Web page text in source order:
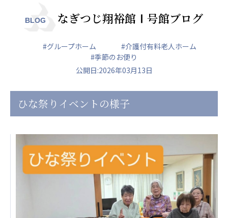
社会福祉法人長寿の森
株式会社 サンガジャパン
株式会社Genkiリレーションズ
一般社団法人 日本高齢者福祉協会
株式会社 爽やかな風沖縄
爽やかな風 中部エリア
爽やかな風 那覇エリア
株式会社 鷹揚館
鷹揚館
特別養護老人ホーム 共生の家
BLOG なぎつじ翔裕館Ⅰ号館ブログ
#グループホーム
#介護付有料老人ホーム
#季節のお便り
公開日:2026年03月13日
ひな祭りイベントの様子